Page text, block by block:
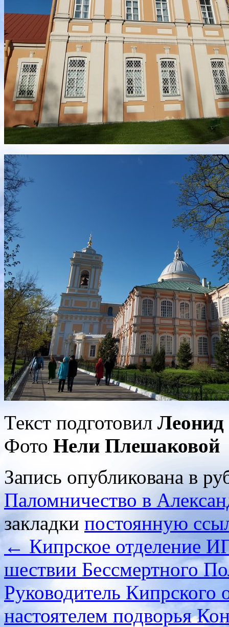
Текст подготовил Леонид
Фото Нели Плешаковой
Запись опубликована в
Паломничество в
закладки постоянную
←Кипрское отделение
шествии Бессмертного
Руководитель
настоятелем подворья